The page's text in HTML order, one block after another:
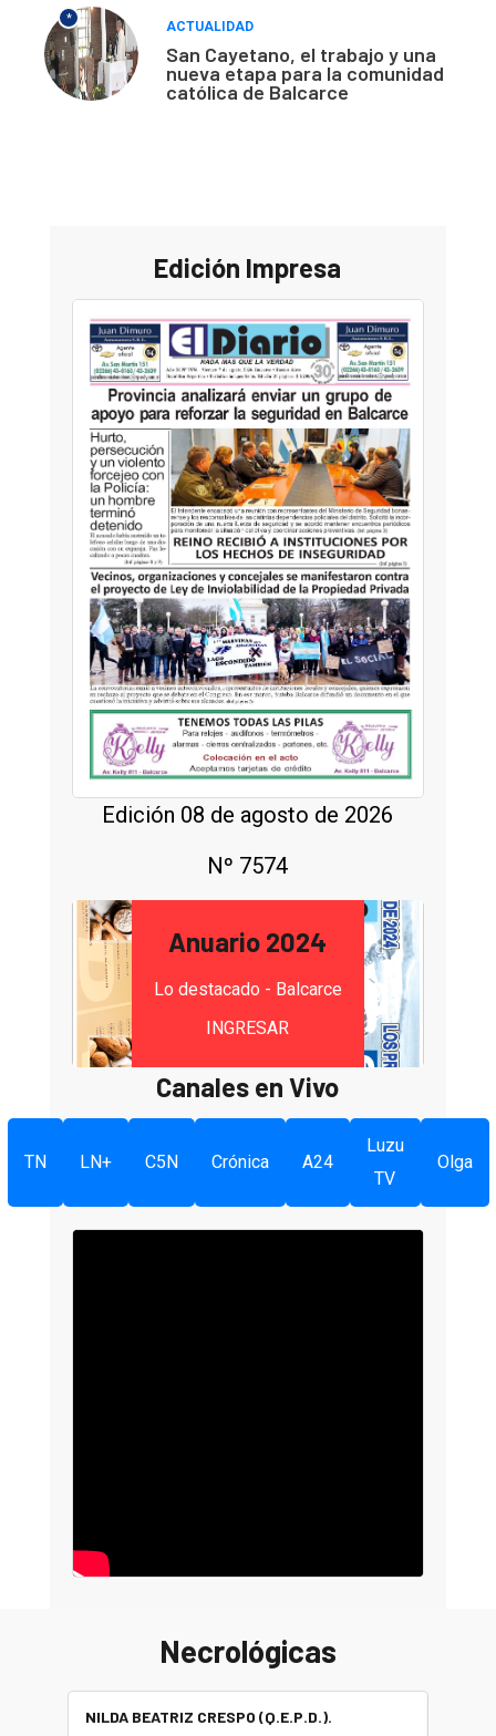
*
ACTUALIDAD
San Cayetano, el trabajo y una
nueva etapa para la comunidad
católica de Balcarce
Edición Impresa
Edición 08 de agosto de 2026
Nº 7574
Anuario 2024
Lo destacado - Balcarce
INGRESAR
Canales en Vivo
TN LN+ C5N Crónica A24
Luzu
TV
Olga
Necrológicas
NILDA BEATRIZ CRESPO (Q.E.P.D.).